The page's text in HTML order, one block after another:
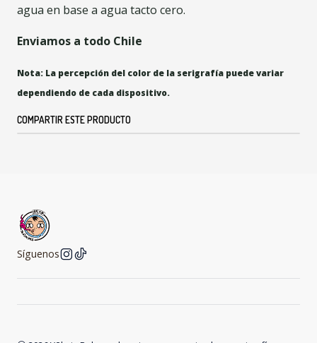
agua en base a agua tacto cero.
Enviamos a todo Chile
Nota: La percepción del color de la serigrafía puede variar
dependiendo de cada dispositivo.
COMPARTIR ESTE PRODUCTO
Síguenos